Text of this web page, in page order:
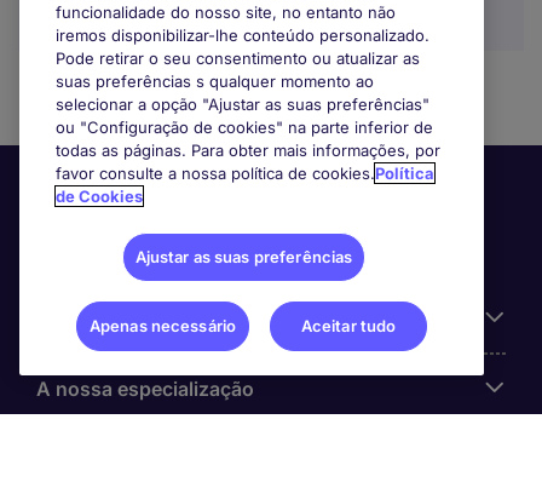
Informação Útil
A nossa especialização
funcionalidade do nosso site, no entanto não
iremos disponibilizar-lhe conteúdo personalizado.
Pode retirar o seu consentimento ou atualizar as
suas preferências s qualquer momento ao
selecionar a opção "Ajustar as suas preferências"
ou "Configuração de cookies" na parte inferior de
todas as páginas. Para obter mais informações, por
favor consulte a nossa política de cookies.Política
de Cookies
Ajustar as suas preferências
Apenas necessário Aceitar tudo